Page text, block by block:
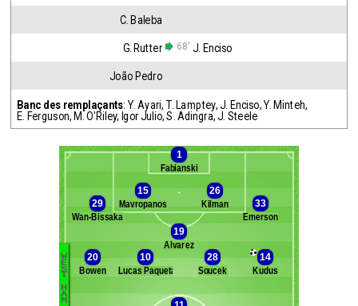
C. Baleba
G. Rutter 68' J. Enciso
João Pedro
Banc des remplaçants: Y. Ayari, T. Lamptey,J. Enciso,Y. Minteh,
E. Ferguson, M. O'Riley, Igor Julio,S. Adingra,J. Steele